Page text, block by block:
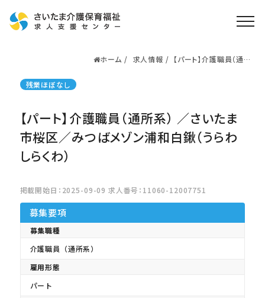
求人検索
資格取得なら
さいたま介護アカデミー
ご利用の流れ
よくある質問
プライバシーポリシー
ホーム 求人情報
【パート】介護職員（通所
残業ほぼなし
【パート】介護職員（通所系） ／さいたま
市桜区／みつばメゾン浦和白鍬（うらわ
しらくわ）
掲載開始日：2025-09-09 求人番号：11060-12007751
募集要項
募集職種
介護職員（通所系）
雇用形態
パート